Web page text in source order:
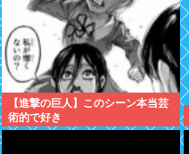
【進撃の巨人】このシーン本当芸
術的で好き